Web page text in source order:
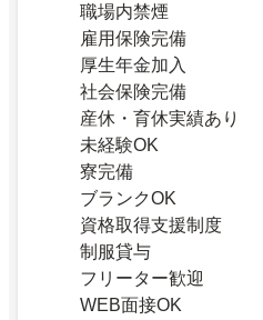
職場内禁煙
雇用保険完備
厚生年金加入
社会保険完備
産休・育休実績あり
未経験OK
寮完備
ブランクOK
資格取得支援制度
制服貸与
フリーター歓迎
WEB面接OK